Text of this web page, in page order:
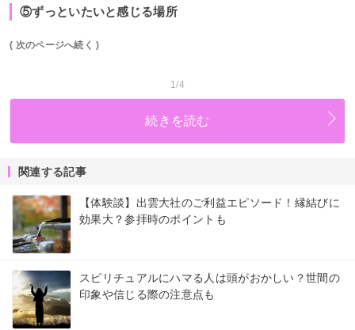
⑤ずっといたいと感じる場所
( 次のページへ続く )
1/4
続きを読む
関連する記事
【体験談】出雲大社のご利益エピソード！縁結びに
効果大？参拝時のポイントも
スピリチュアルにハマる人は頭がおかしい？世間の
印象や信じる際の注意点も